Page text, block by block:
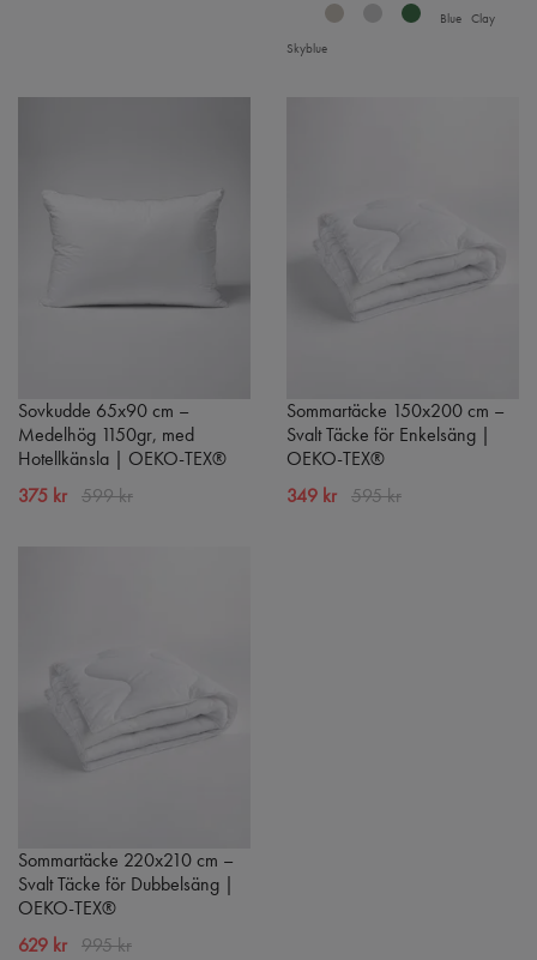
Blue Clay
Skyblue
Sovkudde 65x90 cm –
Medelhög 1150gr, med
Hotellkänsla | OEKO-TEX®
375 kr 599 kr
Sommartäcke 150x200 cm –
Svalt Täcke för Enkelsäng |
OEKO-TEX®
349 kr 595 kr
Sommartäcke 220x210 cm –
Svalt Täcke för Dubbelsäng |
OEKO-TEX®
629 kr 995 kr